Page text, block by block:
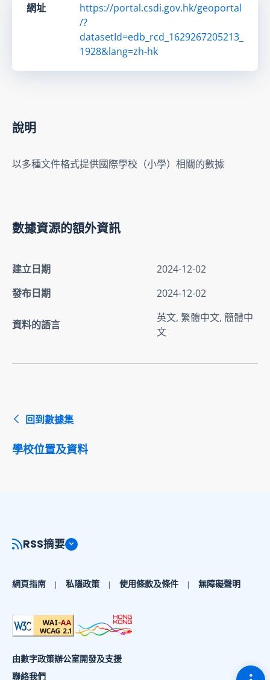
網址
https://portal.csdi.gov.hk/geoportal
/?
datasetId=edb_rcd_1629267205213_
1928&lang=zh-hk
說明
以多種文件格式提供國際學校（小學）相關的數據
數據資源的額外資訊
建立日期
2024-12-02
發布日期
2024-12-02
資料的語言
英文, 繁體中文, 簡體中
文
回到數據集
學校位置及資料
切
RSS摘要
網頁指南 私隱政策 使用條款及條件 無障礙聲明
由數字政策辦公室開發及支援
聯絡我們